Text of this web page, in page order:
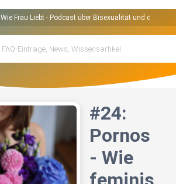
Wie Frau Liebt - Podcast über Bisexualität und die
#24:
Pornos
- Wie